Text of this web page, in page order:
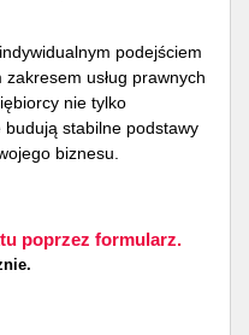
podejściem
usług prawnych
nie tylko
budują stabilne podstawy
biznesu.
poprzez formularz.